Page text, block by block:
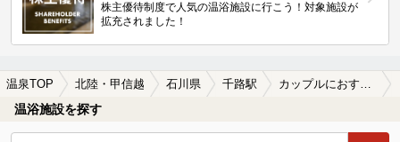
株主優待制度で人気の温浴施設に行こう！対象施設が
拡充されました！
温泉TOP 北陸・甲信越 石川県 千路駅 カップルにおすすめの千路駅近くの温泉、日帰り温泉、スーパー銭湯おすすめ
温浴施設を探す